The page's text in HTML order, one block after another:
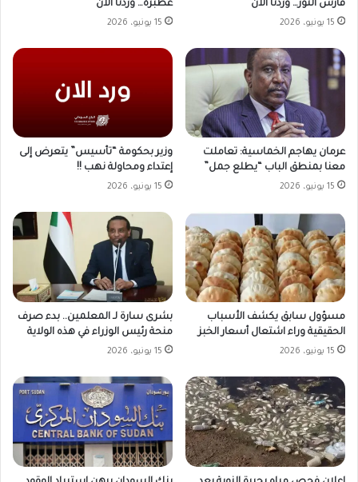
فارس النور… وردنا الآن
15 يونيو، 2026
عطبرة… وردنا الآن
15 يونيو، 2026
عرمان يهاجم الخماسية: تعاملت
معنا بمنطق الباب “يطلع جمل”
15 يونيو، 2026
وزير بحكومة “تأسيس” يتعرض إلى
إعتداء ومحاولة نهب !!
15 يونيو، 2026
مسؤول سابق يكشف الأسباب
الحقيقية وراء اشتعال أسعار الخبز
15 يونيو، 2026
بشرى سارة لـ المعلمين.. بدء صرف
منحة رئيس الوزراء في هذه الولاية
15 يونيو، 2026